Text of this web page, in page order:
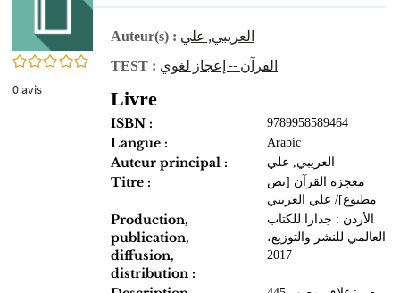
0/5
0avis
Auteur(s) : العريبي, علي
TEST : القرآن -- إعجاز لغوي
Livre
ISBN : 9789958589464
Langue : Arabic
Auteur principal : العريبي, علي
Titre :
معجزة القرآن [نص
مطبوع]/ علي العريبي
Production,
publication,
diffusion,
distribution :
الأردن : جدارا للكتاب
العالمي للنشر والتوزيع،
2017